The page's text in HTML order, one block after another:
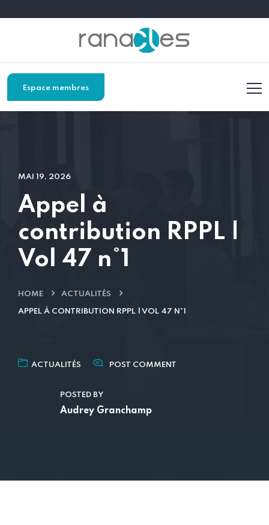
Espace membres
MAI 19, 2026
Appel à
contribution RPPL |
Vol 47 n°1
HOME ACTUALITÉS
APPEL À CONTRIBUTION RPPL | VOL 47 N°1
ACTUALITÉS POST COMMENT
POSTED BY
Audrey Granchamp